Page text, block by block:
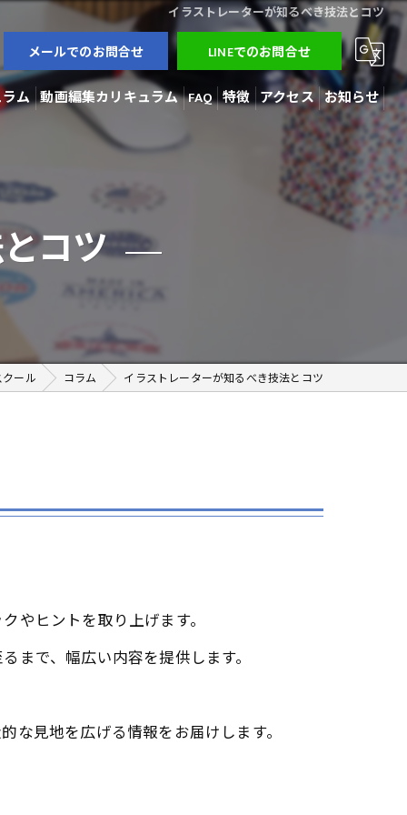
イラストレーターが知るべき技法とコツ
メールでのお問合せ LINEでのお問合せ
ム 動画編集カリキュラム FAQ 特徴
3Dモデラー
アクセス お知らせ
ブログ
コラム
コツ
ール コラム イラストレーターが知るべき技法とコツ
やヒントを取り上げます。
で、幅広い内容を提供します。
見地を広げる情報をお届けします。